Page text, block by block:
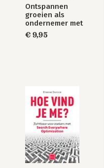
Ontspannen
groeien als
ondernemer met
video marketing
€ 9,95